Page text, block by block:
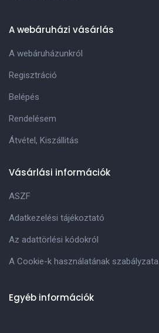
A webáruházi vásárlás
A webáruházunkról
Regisztráció
Belépés
Rendelésem
Átvétel, Kiszállitás
Vásárlási információk
ASZF
Adatkezelési tájékoztató
Az adattörlési kódokról
A Cookie-k használatának szabályzata
Egyéb információk